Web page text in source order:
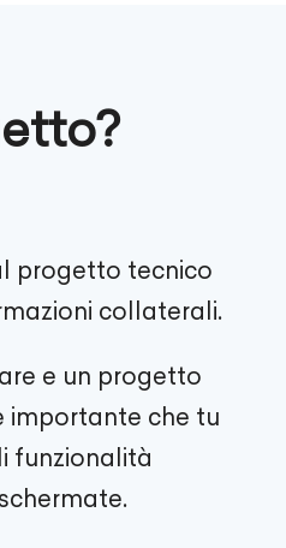
progetto tecnico
collaterali.
e un progetto
importante che tu
funzionalità